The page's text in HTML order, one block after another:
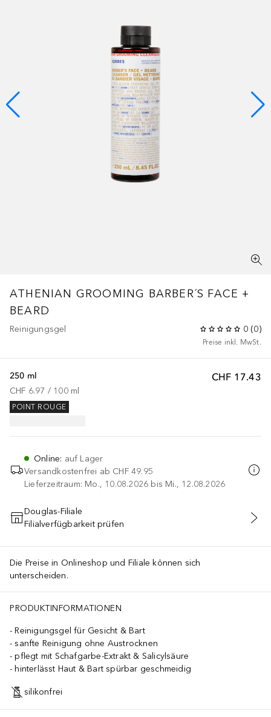
ATHENIAN GROOMING BARBER´S FACE +
BEARD
Reinigungsgel 0 (0)
Preise inkl. MwSt.
CHF 17.43
250 ml
CHF 6.97 / 100 ml
POINT ROUGE
Online: auf Lager
Versandkostenfrei ab CHF 49.95
Lieferzeitraum: Mo., 10.08.2026 bis Mi., 12.08.2026
IN DEN WARENKORB
Douglas-Filiale
Filialverfügbarkeit prüfen
Die Preise in Onlineshop und Filiale können sich
unterscheiden.
PRODUKTINFORMATIONEN
Reinigungsgel für Gesicht & Bart
sanfte Reinigung ohne Austrocknen
pflegt mit Schafgarbe-Extrakt & Salicylsäure
hinterlässt Haut & Bart spürbar geschmeidig
silikonfrei